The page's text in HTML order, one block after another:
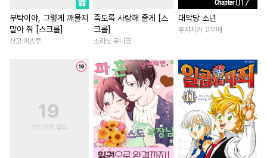
#벤츠공 #문란수 #육아물
#계략수 배틀연애 #
능력수
#인싸공
가이드버스
무심수
장발 # 유혹
연상수
까칠공
다각관계 #
동양풍 #상처녀
육아물 #친구>연인
#평범남 #영상화 #로맨
#
능욕 # 능글남 #소설원
#첫사랑 #까칠남 #첫사
#개그/코믹 #우정 일상
부탁이야, 그렇게 깨물지
말아 줘 [스크롤]
산고 미츠루
죽도록 사랑해 줄게 [스
크롤]
소라노 유니코
대악당 소년
후지치카 코우메